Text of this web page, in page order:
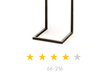
66-216